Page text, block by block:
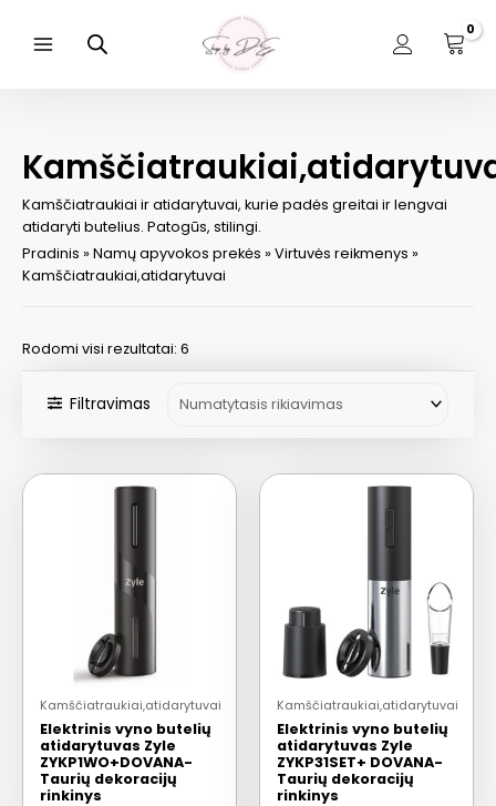
turinio
Kamščiatraukiai ir atidarytuvai, kurie padės greitai ir lengvai
atidaryti butelius. Patogūs, stilingi.
Pradinis » Namų apyvokos prekės » Virtuvės reikmenys »
Kamščiatraukiai,atidarytuvai
Rodomi visi rezultatai: 6
Filtravimas
Kamščiatraukiai,atidarytuvai
Elektrinis vyno butelių
atidarytuvas Zyle
ZYKP1WO+DOVANA-
Taurių dekoracijų
rinkinys
Kamščiatraukiai,atidarytuvai
Elektrinis vyno butelių
atidarytuvas Zyle
ZYKP31SET+ DOVANA-
Taurių dekoracijų
rinkinys